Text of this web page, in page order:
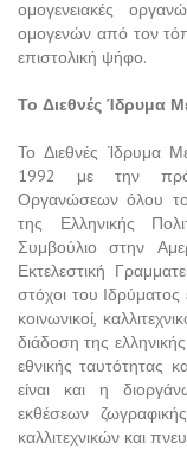
ομογενειακές
ομογενών από τον
επιστολική ψήφο.
Το Διεθνές Ίδρυμα
Το Διεθνές Ίδρυμα
1992 με την
Οργανώσεων όλου
της Ελληνικής
Συμβούλιο στην
Εκτελεστική
στόχοι του Ιδρύματος
κοινωνικοί,
διάδοση της
εθνικής ταυτότητας
είναι και η
εκθέσεων
καλλιτεχνικών και